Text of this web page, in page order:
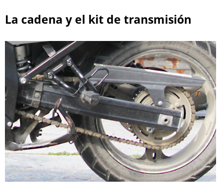
La cadena y el kit de transmisión